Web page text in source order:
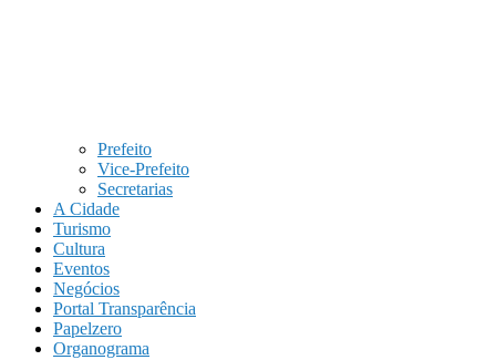
Prefeito
Vice-Prefeito
Secretarias
A Cidade
Turismo
Cultura
Eventos
Negócios
Portal Transparência
Papelzero
Organograma